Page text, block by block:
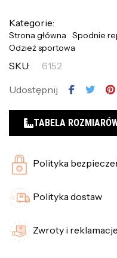
Kategorie:
Strona główna
Spodnie
Odzież sportowa
SKU:
6152
Udostępnij
TABELA
Polityka
Polityka dostaw
Zwroty i reklamacje